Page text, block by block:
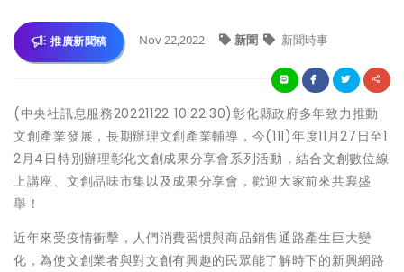
推廣新聞稿 Nov 22,2022 新聞 新聞時事
(中央社訊息服務20221122 10:22:30)彰化縣政府多年致力推動
文創產業發展，長期辦理文創產業輔導，今(111)年度11月27日至1
2月4日特別辦理彰化文創成果分享會系列活動，結合文創數位線
上講座、文創品味市集以及成果分享會，歡迎大家前來共襄盛
舉！
近年來受疫情衝擊，人們消費習慣與商品銷售通路產生巨大變
化，為使文創業者與對文創有興趣的民眾能了解時下的新興網路